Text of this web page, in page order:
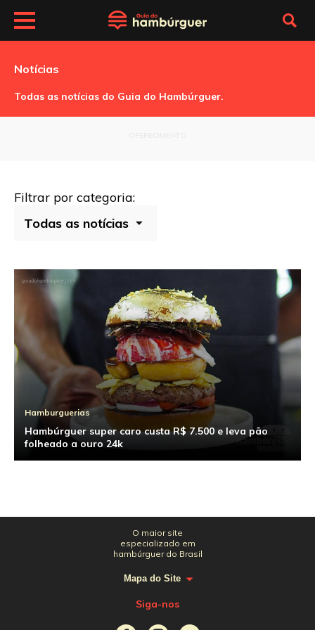
Notícias
Todas as notícias do Guia do Hambúrguer.
Filtrar por categoria:
Hamburguerias
Hambúrguer super caro custa R$ 7.500 e leva pão
folheado a ouro 24k
O maior site
especializado em
hambúrguer do Brasil
Mapa do Site
Siga-nos